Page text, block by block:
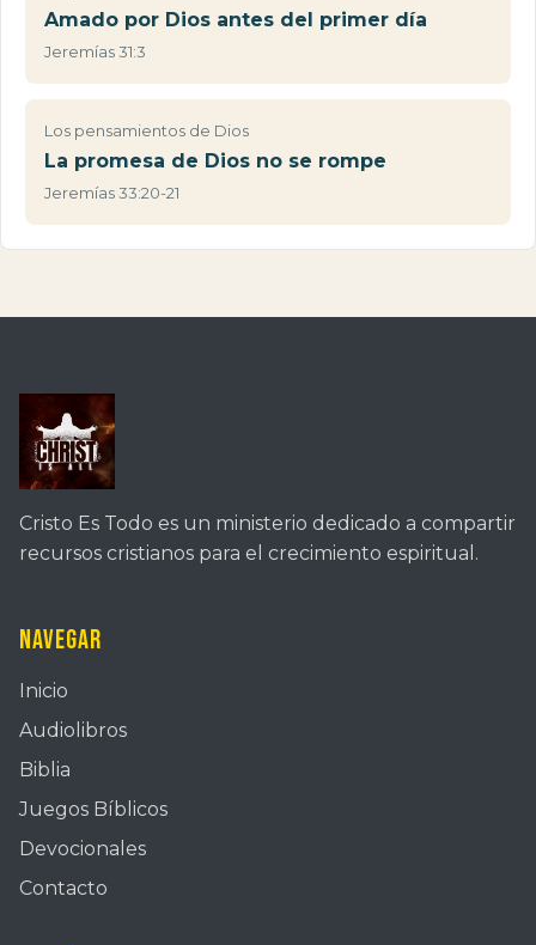
Amado por Dios antes del primer día
Jeremías 31:3
Los pensamientos de Dios
La promesa de Dios no se rompe
Jeremías 33:20-21
Cristo Es Todo es un ministerio dedicado a compartir
recursos cristianos para el crecimiento espiritual.
Navegar
Inicio
Audiolibros
Biblia
Juegos Bíblicos
Devocionales
Contacto